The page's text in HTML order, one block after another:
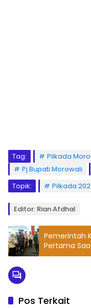
Tag: Pilkada
Pj Bupati Morowali
Topik:
Pilkada
Editor: Rian Afdhal
Pemerintah
Pertama
2024
Pos Terkait